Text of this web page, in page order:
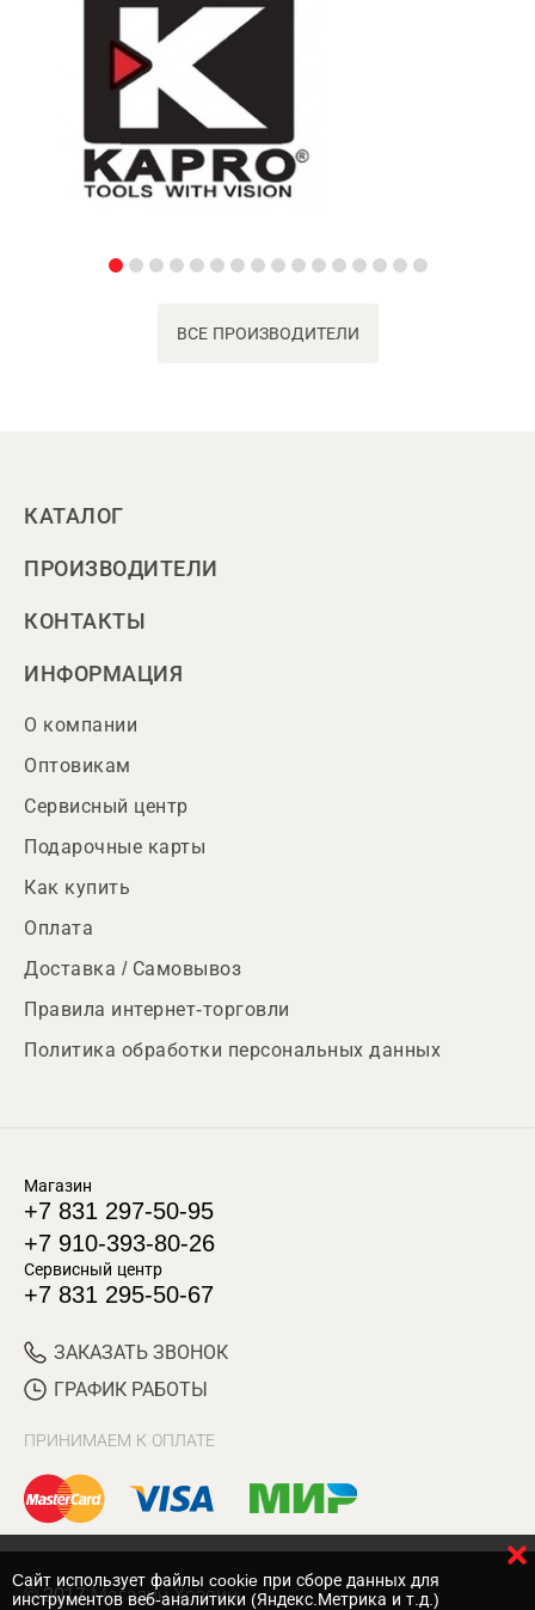
ВСЕ ПРОИЗВОДИТЕЛИ
КАТАЛОГ
ПРОИЗВОДИТЕЛИ
КОНТАКТЫ
ИНФОРМАЦИЯ
О компании
Оптовикам
Сервисный центр
Подарочные карты
Как купить
Оплата
Доставка / Самовывоз
Правила интернет-торговли
Политика обработки персональных данных
Магазин
+7 831 297-50-95
+7 910-393-80-26
Сервисный центр
+7 831 295-50-67
ЗАКАЗАТЬ ЗВОНОК
ГРАФИК РАБОТЫ
ПРИНИМАЕМ К ОПЛАТЕ
© 2017 Магазин Хозяин
Cайт использует файлы cookie при сборе данных для
инструментов веб-аналитики (Яндекс.Метрика и т.д.)